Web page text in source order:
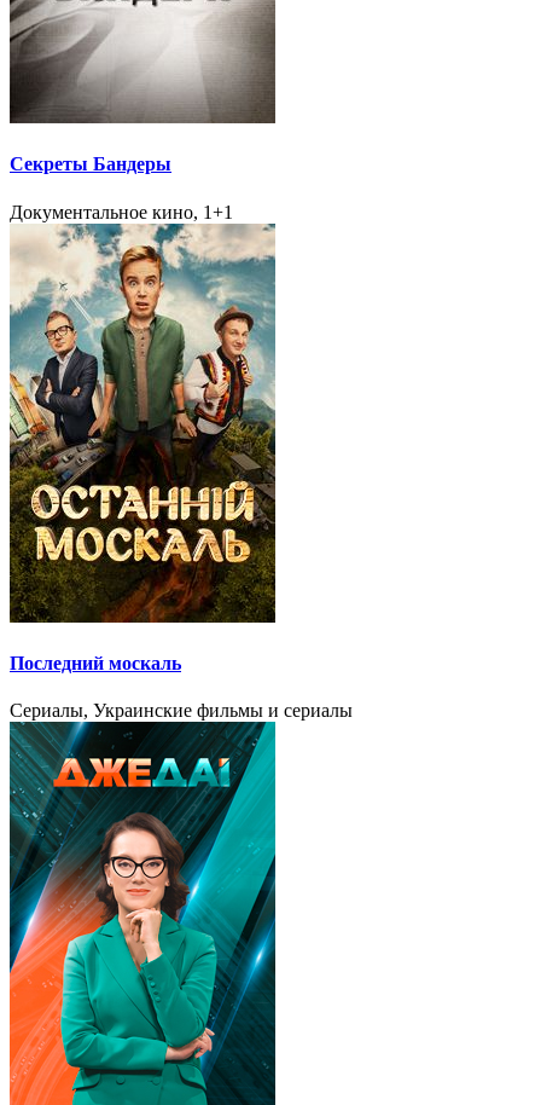
Секреты Бандеры
Документальное кино, 1+1
Последний москаль
Сериалы, Украинские фильмы и сериалы